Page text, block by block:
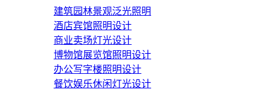
建筑园林景观泛光照明
酒店宾馆照明设计
商业卖场灯光设计
博物馆展览馆照明设计
办公写字楼照明设计
餐饮娱乐休闲灯光设计